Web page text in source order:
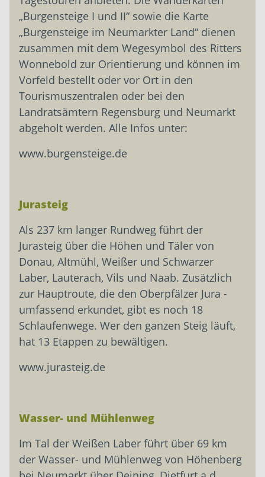
„Burgensteige I und II“ sowie die Karte
„Burgensteige im Neumarkter Land“ dienen
zusammen mit dem Wegesymbol des Ritters
Wonnebold zur Orientierung und können im
Vorfeld ­bestellt oder vor Ort in den
Tourismus­zentralen oder bei den
Landratsämtern ­Regensburg und Neumarkt
abgeholt ­werden. Alle Infos unter:
www.burgensteige.de
Jurasteig
Als 237 km langer Rundweg führt der
Jurasteig über die Höhen und Täler von
Donau, Altmühl, Weißer und Schwarzer
Laber, ­Lauterach, Vils und Naab. Zusätzlich
zur Hauptroute, die den Oberpfälzer Jura ­
umfassend erkundet, gibt es noch 18
Schlaufenwege. Wer den ganzen Steig läuft,
hat 13 Etappen zu bewältigen.
www.jurasteig.de
Wasser- und Mühlenweg
Im Tal der Weißen Laber führt über 69 km
der Wasser- und Mühlenweg von Höhenberg